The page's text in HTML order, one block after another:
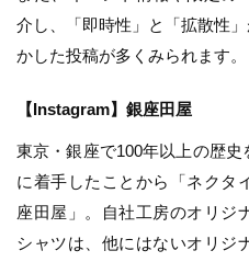
介し、「即時性」と「拡散性
かした投稿が多くみられます。
【Instagram】銀座田屋
東京・銀座で100年以上の歴
に着手したことから「ネクタ
座田屋」。自社工房のオリジ
シャツは、他にはないオリジ